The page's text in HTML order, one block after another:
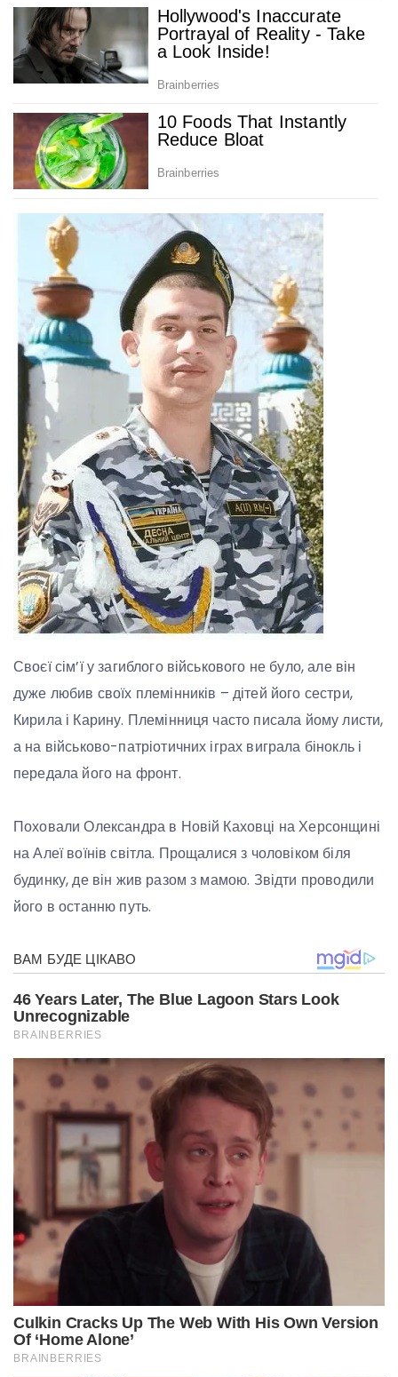
Своєї сім’ї у загиблого військового не було, але він
дуже любив своїх племінників – дітей його сестри,
Кирила і Карину. Племінниця часто писала йому листи,
а на військово-патріотичних іграх виграла бінокль і
передала його на фронт.
Поховали Олександра в Новій Каховці на Херсонщині
на Алеї воїнів світла. Прощалися з чоловіком біля
будинку, де він жив разом з мамою. Звідти проводили
його в останню путь.